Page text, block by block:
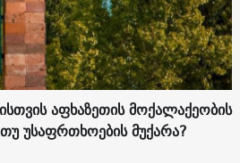
აფხაზეთის მოქალაქეობის
უსაფრთხოების მუქარა?